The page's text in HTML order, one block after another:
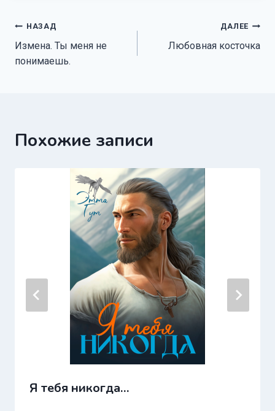
Навигация
по
НАЗАД
Измена. Ты меня не
понимаешь.
ДАЛЕЕ
Любовная косточка
Похожие записи
Я тебя никогда…